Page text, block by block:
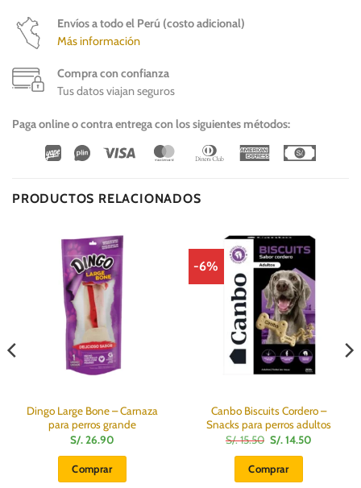
Envíos a todo el Perú (costo adicional)
Más información
Compra con confianza
Tus datos viajan seguros
Paga online o contra entrega con los siguientes métodos:
Wirecard
Vipps Visa MasterCardDinners
American
PRODUCTOS RELACIONADOS
Dingo Large Bone – Carnaza
para perros grande
S/.26.90
Comprar
-6%
Canbo Biscuits Cordero –
Snacks para perros adultos
S/.15.50 El
precio
original
era:
S/.
S/.14.50
Comprar